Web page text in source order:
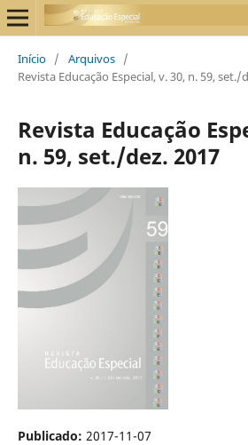
Início / Arquivos /
Revista Educação Especial, v. 30, n. 59, set./
Revista Educação
n. 59, set./dez. 2017
Publicado: 2017-11-07